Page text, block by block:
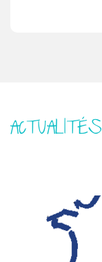
ACTUALITÉS